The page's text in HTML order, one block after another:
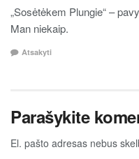
„Sosėtėkem Plungie“ –
Man niekaip.
Atsakyti
Parašykite
El. pašto adresas nebus